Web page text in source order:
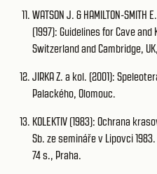
WATSON J. & HAMILTON-SMITH
(1997): Guidelines for Cave
Switzerland and Cambridge,
JIRKA Z. a kol. (2001):
Palackého, Olomouc.
KOLEKTIV (1983): Ochrana
Sb. ze semináře v Lipovci
74 s., Praha.